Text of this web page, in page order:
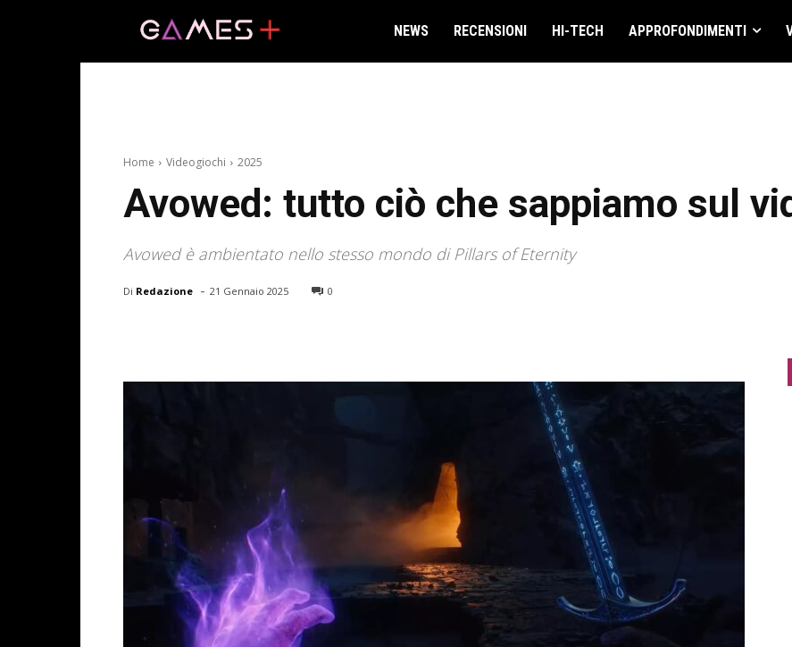
NEWS RECENSIONI HI-TECH APPROFONDIMENTI
Home Videogiochi 2025
Avowed: tutto ciò che sappiamo sul
Avowed è ambientato nello stesso mondo di Pillars of Eternity
Di Redazione - 21 Gennaio 2025 0